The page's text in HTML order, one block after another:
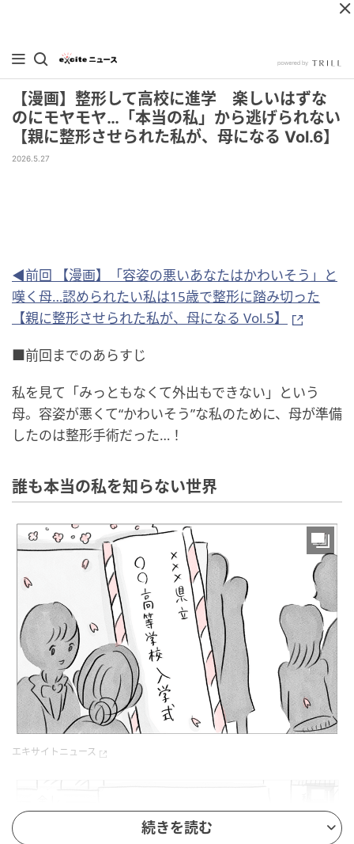
【漫画】整形して高校に進学 楽しいはずな
のにモヤモヤ…「本当の私」から逃げられない
【親に整形させられた私が、母になる Vol.6】
2026.5.27
◀前回 【漫画】「容姿の悪いあなたはかわいそう」と
嘆く母…認められたい私は15歳で整形に踏み切った
【親に整形させられた私が、母になる Vol.5】
■前回までのあらすじ
私を見て「みっともなくて外出もできない」という
母。容姿が悪くて“かわいそう”な私のために、母が準備
したのは整形手術だった…！
誰も本当の私を知らない世界
エキサイトニュース
続きを読む